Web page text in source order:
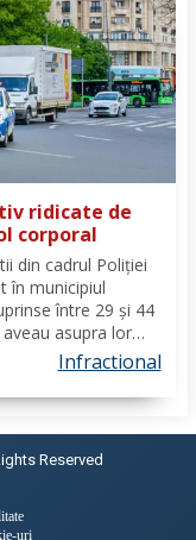
ridicate de
corporal
din cadrul Poliției
în municipiul
între 29 și 44
asupra lor
controlului
Infractional
Reserved
uri